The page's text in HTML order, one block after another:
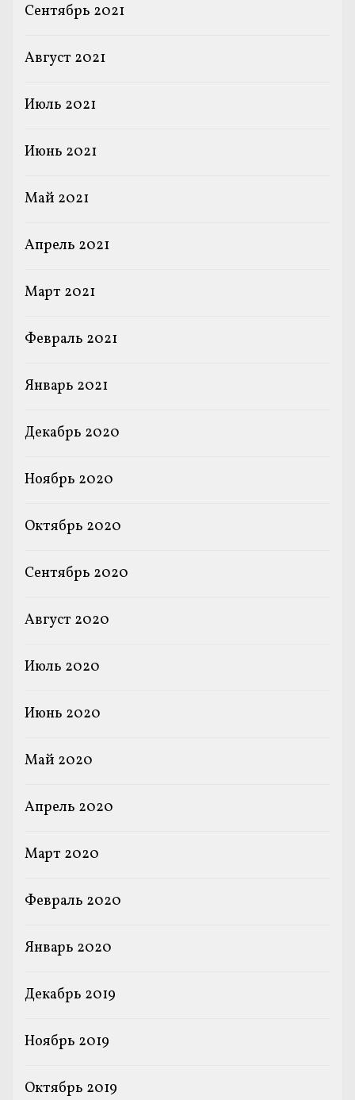
Сентябрь 2021
Август 2021
Июль 2021
Июнь 2021
Май 2021
Апрель 2021
Март 2021
Февраль 2021
Январь 2021
Декабрь 2020
Ноябрь 2020
Октябрь 2020
Сентябрь 2020
Август 2020
Июль 2020
Июнь 2020
Май 2020
Апрель 2020
Март 2020
Февраль 2020
Январь 2020
Декабрь 2019
Ноябрь 2019
Октябрь 2019